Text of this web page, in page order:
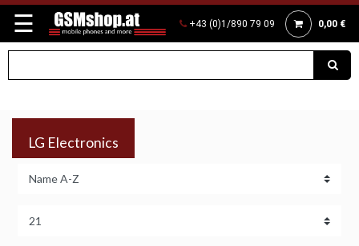
☰ +43 (0)1/890 79 09 0,00 €
LG Electronics